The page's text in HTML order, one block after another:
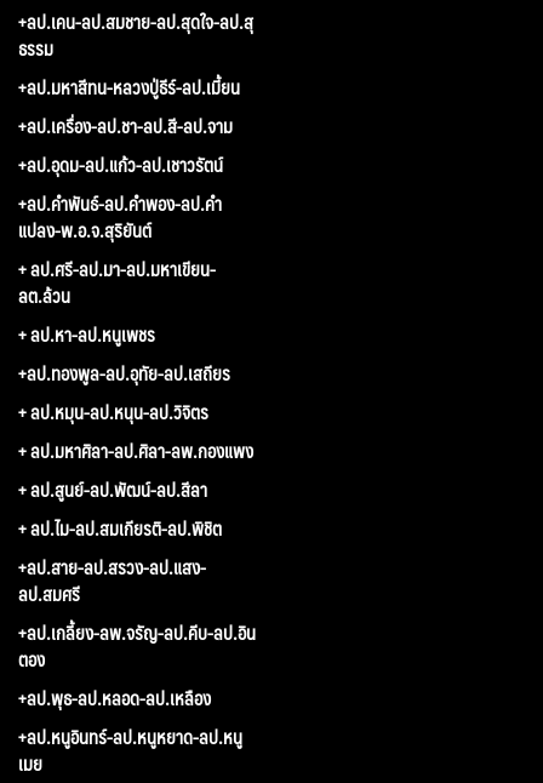
+ลป.เคน-ลป.สมชาย-ลป.สุดใจ-ลป.สุ
ธรรม
+ลป.มหาสีทน-หลวงปู่ธีร์-ลป.เมี้ยน
+ลป.เครื่อง-ลป.ชา-ลป.สี-ลป.จาม
+ลป.อุดม-ลป.แก้ว-ลป.เชาวรัตน์
+ลป.คำพันธ์-ลป.คำพอง-ลป.คำ
แปลง-พ.อ.จ.สุริยันต์
+ ลป.ศรี-ลป.มา-ลป.มหาเขียน-
ลต.ล้วน
+ ลป.หา-ลป.หนูเพชร
+ลป.ทองพูล-ลป.อุทัย-ลป.เสถียร
+ ลป.หมุน-ลป.หนุน-ลป.วิจิตร
+ ลป.มหาศิลา-ลป.ศิลา-ลพ.กองแพง
+ ลป.สูนย์-ลป.พัฒน์-ลป.สีลา
+ ลป.ไม-ลป.สมเกียรติ-ลป.พิชิต
+ลป.สาย-ลป.สรวง-ลป.แสง-
ลป.สมศรี
+ลป.เกลี้ยง-ลพ.จรัญ-ลป.คีบ-ลป.อิน
ตอง
+ลป.พุธ-ลป.หลอด-ลป.เหลือง
+ลป.หนูอินทร์-ลป.หนูหยาด-ลป.หนู
เมย